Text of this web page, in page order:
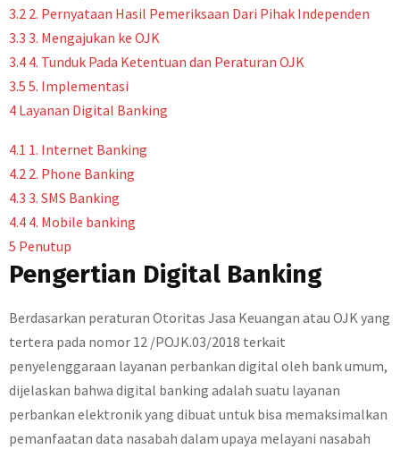
3.2 2. Pernyataan Hasil Pemeriksaan Dari Pihak Independen
3.3 3. Mengajukan ke OJK
3.4 4. Tunduk Pada Ketentuan dan Peraturan OJK
3.5 5. Implementasi
4 Layanan Digital Banking
4.1 1. Internet Banking
4.2 2. Phone Banking
4.3 3. SMS Banking
4.4 4. Mobile banking
5 Penutup
Pengertian Digital Banking
Berdasarkan peraturan Otoritas Jasa Keuangan atau OJK yang
tertera pada nomor 12 /POJK.03/2018 terkait
penyelenggaraan layanan perbankan digital oleh bank umum,
dijelaskan bahwa digital banking adalah suatu layanan
perbankan elektronik yang dibuat untuk bisa memaksimalkan
pemanfaatan data nasabah dalam upaya melayani nasabah